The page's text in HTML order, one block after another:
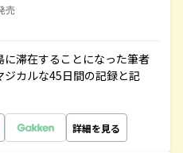
売
滞在することになった筆者
カルな45日間の記録と記
詳細を見る